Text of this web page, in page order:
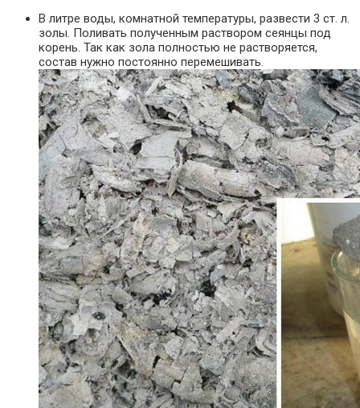
В литре воды, комнатной температуры, развести 3 ст. л.
золы. Поливать полученным раствором сеянцы под
корень. Так как зола полностью не растворяется,
состав нужно постоянно перемешивать.